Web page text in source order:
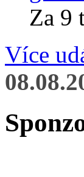
Za 9
Více